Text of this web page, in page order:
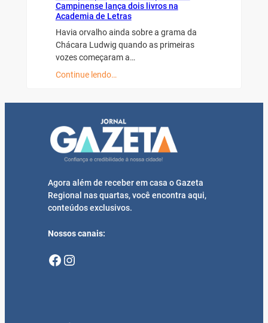
Campinense lança dois livros na
Academia de Letras
Havia orvalho ainda sobre a grama da
Chácara Ludwig quando as primeiras
vozes começaram a…
Continue lendo…
Agora além de receber em casa o Gazeta
Regional nas quartas, você encontra aqui,
conteúdos exclusivos.
Nossos canais:
Facebook Instagram